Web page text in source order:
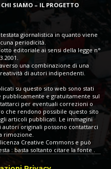
CHI SIAMO – IL PROGETTO
giornalistica in quanto viene
periodicità.
editoriale ai sensi della legge n°
una combinazione di una
di autori indipendenti.
su questo sito web sono stati
e gratuitamente sul
per eventuali correzioni o
che rendono possibile questo sito
articoli pubblicati. Le immagini
autori originali possono contattarci
rimozione.
Creative Commons e può
: basta soltanto citare la fonte .